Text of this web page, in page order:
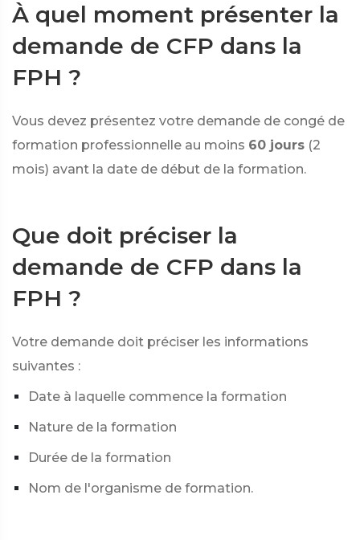
À quel moment présenter la
demande de CFP dans la
FPH ?
Vous devez présentez votre demande de congé de
formation professionnelle au moins 60 jours (2
mois) avant la date de début de la formation.
Que doit préciser la
demande de CFP dans la
FPH ?
Votre demande doit préciser les informations
suivantes :
Date à laquelle commence la formation
Nature de la formation
Durée de la formation
Nom de l'organisme de formation.